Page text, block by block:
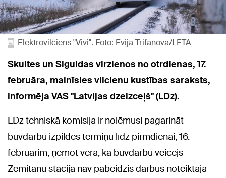
Elektrovilciens "Vivi". Foto: Evija Trifanova/LETA
Skultes un Siguldas virzienos no otrdienas, 17.
februāra, mainīsies vilcienu kustības saraksts,
informēja VAS "Latvijas dzelzceļš" (LDz).
LDz tehniskā komisija ir nolēmusi pagarināt
būvdarbu izpildes termiņu līdz pirmdienai, 16.
februārim, ņemot vērā, ka būvdarbu veicējs
Zemitānu stacijā nav pabeidzis darbus noteiktajā